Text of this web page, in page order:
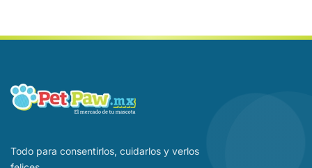
Todo para consentirlos, cuidarlos y verlos